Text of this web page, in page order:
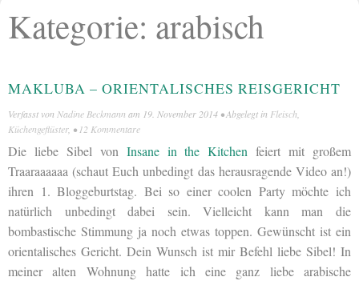
Kategorie: arabisch
MAKLUBA – ORIENTALISCHES REISGERICHT
Verfasst von Nadine Beckmann am 19. November 2014 • Abgelegt in Fleisch
Küchengeflüster, • 12 Kommentare
Die liebe Sibel von Insane in the Kitchen feiert mit großem
Traaraaaaaa (schaut Euch unbedingt das herausragende Video an!)
ihren 1. Bloggeburtstag. Bei so einer coolen Party möchte ich
natürlich unbedingt dabei sein. Vielleicht kann man die
bombastische Stimmung ja noch etwas toppen. Gewünscht ist ein
orientalisches Gericht. Dein Wunsch ist mir Befehl liebe Sibel! In
meiner alten Wohnung hatte ich eine ganz liebe arabische